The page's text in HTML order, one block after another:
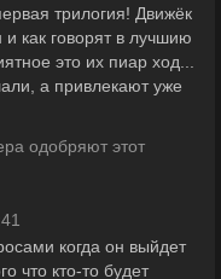
трилогия! Движёк
как говорят в лучшию
это их пиар ход...
а привлекают уже
одобряют этот
когда он выйдет
что кто-то будет